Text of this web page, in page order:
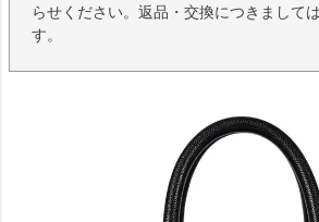
らせください。返品・交換につきまして
す。